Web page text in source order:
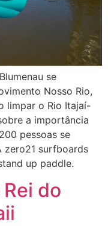
se
Nosso Rio,
limpar o Rio Itajaí-
a importância
pessoas se
zero21 surfboards
up paddle.
do